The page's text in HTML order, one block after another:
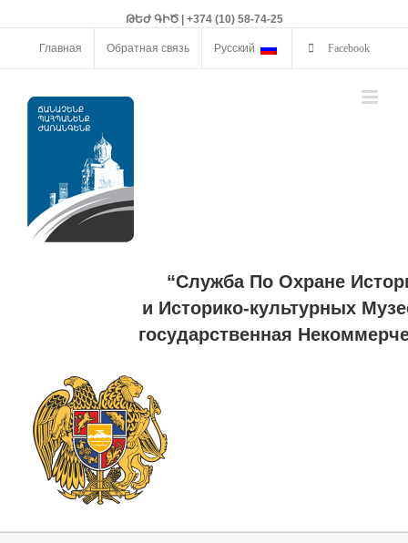
ԹԵԺ ԳԻԾ | +374 (10) 58-74-25
Главная Обратная связь Русский Facebook
“Служба По Охране
и Историко-культурных
государственная